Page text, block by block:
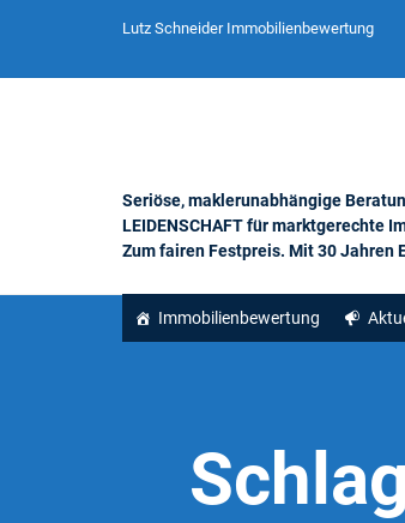
Lutz Schneider Immobilienbewertung
Seriöse, maklerunabhängige
LEIDENSCHAFT für marktgerechte
Zum fairen Festpreis. Mit 30 Jahren
Immobilienbewertung